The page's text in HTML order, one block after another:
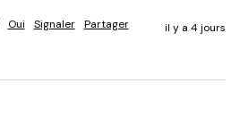
Oui Signaler Partager il y a 4 jours